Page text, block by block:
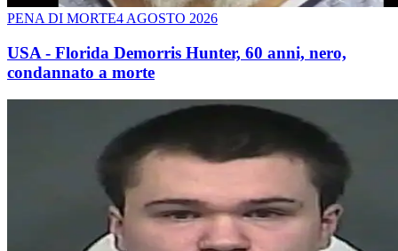
PENA DI MORTE4 AGOSTO 2026
USA - Florida Demorris Hunter, 60 anni, nero,
condannato a morte